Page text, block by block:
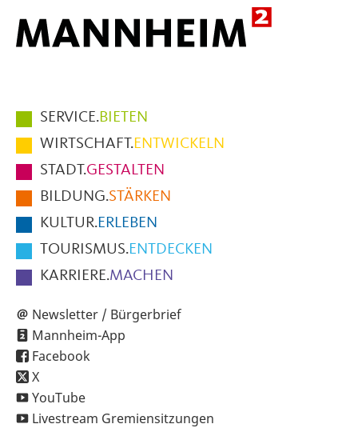
Hauptmenüpunkte
im
Fußbereich
der
Seite
SERVICE.BIETEN
WIRTSCHAFT.ENTWICKELN
STADT.GESTALTEN
BILDUNG.STÄRKEN
KULTUR.ERLEBEN
TOURISMUS.ENTDECKEN
KARRIERE.MACHEN
Newsletter / Bürgerbrief
Mannheim-App
Facebook
X
YouTube
Livestream Gremiensitzungen